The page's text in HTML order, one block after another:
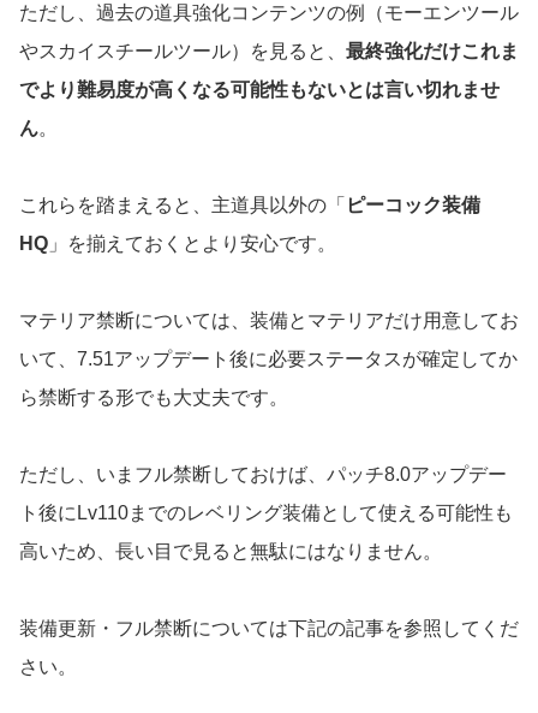
ただし、過去の道具強化コンテンツの例（モーエンツール
やスカイスチールツール）を見ると、 最終強化だけこれま
でより難易度が高くなる可能性もないとは言い切れませ
ん。
これらを踏まえると、主道具以外の「 ピーコック装備
HQ 」を揃えておくとより安心です。
マテリア禁断については、装備とマテリアだけ用意してお
いて、7.51アップデート後に必要ステータスが確定してか
ら禁断する形でも大丈夫です。
ただし、いまフル禁断しておけば、パッチ8.0アップデー
ト後にLv110までのレベリング装備として使える可能性も
高いため、長い目で見ると無駄にはなりません。
装備更新・フル禁断については下記の記事を参照してくだ
さい。